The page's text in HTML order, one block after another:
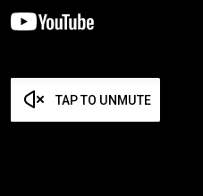
TAP TO UNMUTE